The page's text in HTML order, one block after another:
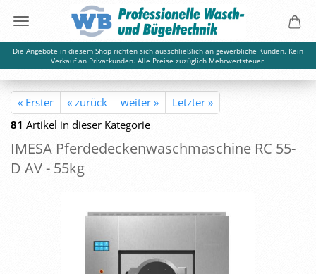
Die Angebote in diesem Shop richten sich ausschließlich an gewerbliche Kunden. Kein
Verkauf an Privatkunden. Alle Preise zuzüglich Mehrwertsteuer.
« Erster « zurück weiter »
Letzter »
81 Artikel in dieser Kategorie
IMESA Pfer­de­de­cken­wasch­ma­schi­ne RC 55-
D AV - 55kg